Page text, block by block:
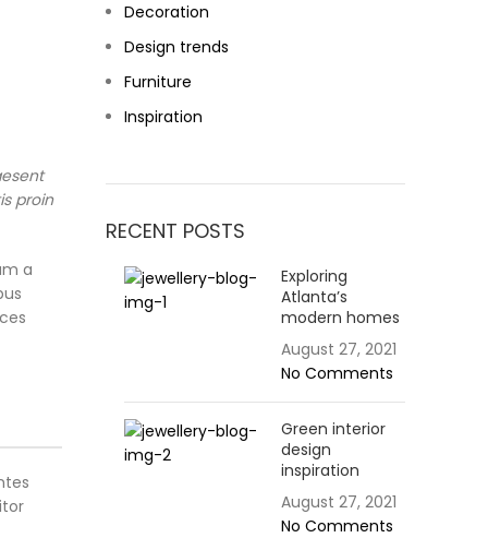
proin
a
Decoration
Design trends
Furniture
Inspiration
RECENT POSTS
Exploring
Atlanta’s
modern homes
August 27, 2021
No Comments
Green interior
design
inspiration
August 27, 2021
No Comments